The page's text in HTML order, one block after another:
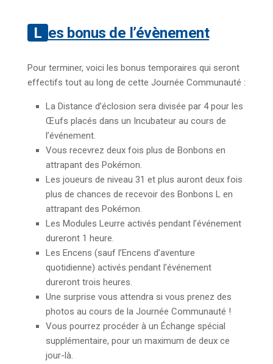
Les bonus de l’évènement
Pour terminer, voici les bonus temporaires qui seront
effectifs tout au long de cette Journée Communauté :
La Distance d’éclosion sera divisée par 4 pour les
Œufs placés dans un Incubateur au cours de
l’événement.
Vous recevrez deux fois plus de Bonbons en
attrapant des Pokémon.
Les joueurs de niveau 31 et plus auront deux fois
plus de chances de recevoir des Bonbons L en
attrapant des Pokémon.
Les Modules Leurre activés pendant l’événement
dureront 1 heure.
Les Encens (sauf l’Encens d’aventure
quotidienne) activés pendant l’événement
dureront trois heures.
Une surprise vous attendra si vous prenez des
photos au cours de la Journée Communauté !
Vous pourrez procéder à un Échange spécial
supplémentaire, pour un maximum de deux ce
jour-là.